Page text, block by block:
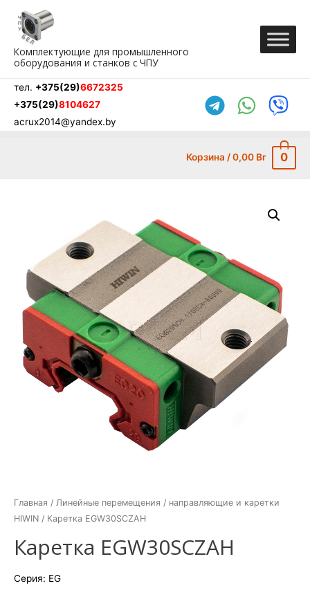
содержимому
Комплектующие для промышленного
оборудования и станков с ЧПУ
тел. +375(29)6672325
+375(29)8104627
acrux2014@yandex.by
Корзина /0,00 Br 0
Главная / Линейные перемещения / направляющие и каретки
HIWIN / Каретка EGW30SCZAH
Каретка EGW30SCZAH
Серия: EG